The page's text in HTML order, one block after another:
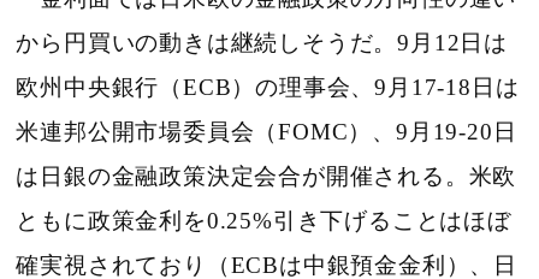
から円買いの動きは継続しそうだ。9月12日は
欧州中央銀行（ECB）の理事会、9月17-18日は
米連邦公開市場委員会（FOMC）、9月19-20日
は日銀の金融政策決定会合が開催される。米欧
ともに政策金利を0.25%引き下げることはほぼ
確実視されており（ECBは中銀預金金利）、日